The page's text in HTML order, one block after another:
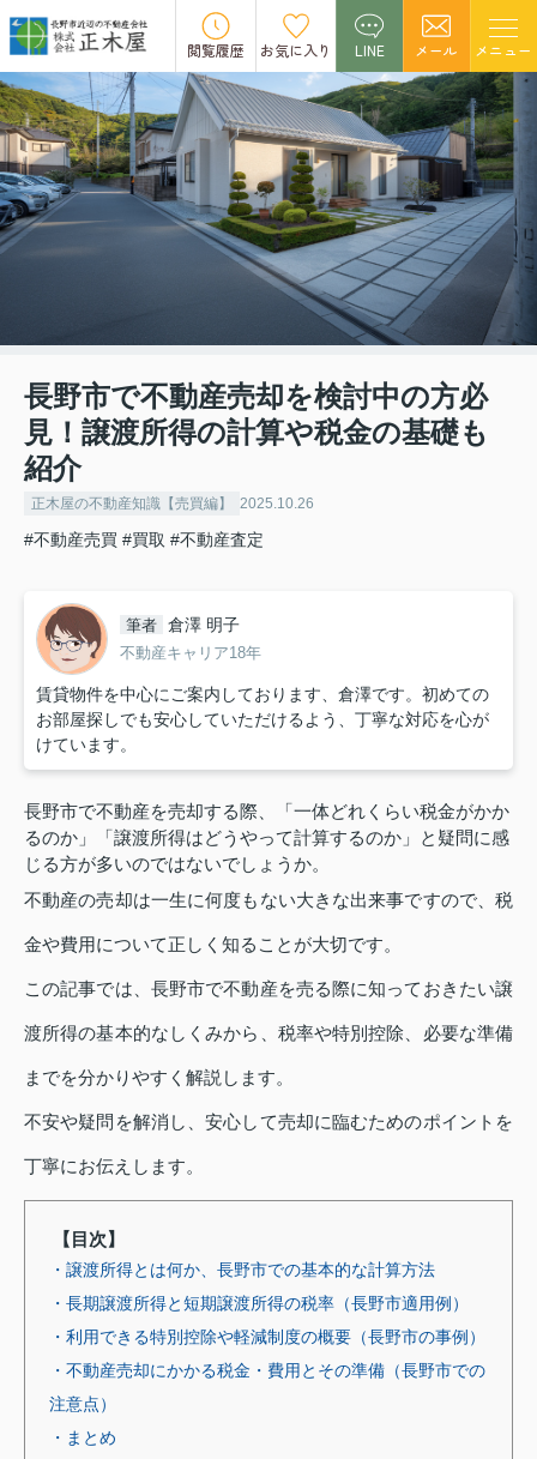
閲覧履歴 お気に入り LINE メール メニュー
長野市で不動産売却を検討中の方必
見！譲渡所得の計算や税金の基礎も
紹介
正木屋の不動産知識【売買編】 2025.10.26
#不動産売買 #買取 #不動産査定
筆者 倉澤 明子
不動産キャリア18年
賃貸物件を中心にご案内しております、倉澤です。初めての
お部屋探しでも安心していただけるよう、丁寧な対応を心が
けています。
長野市で不動産を売却する際、「一体どれくらい税金がかか
るのか」「譲渡所得はどうやって計算するのか」と疑問に感
じる方が多いのではないでしょうか。
不動産の売却は一生に何度もない大きな出来事ですので、税
金や費用について正しく知ることが大切です。
この記事では、長野市で不動産を売る際に知っておきたい譲
渡所得の基本的なしくみから、税率や特別控除、必要な準備
までを分かりやすく解説します。
不安や疑問を解消し、安心して売却に臨むためのポイントを
丁寧にお伝えします。
【目次】
・譲渡所得とは何か、長野市での基本的な計算方法
・長期譲渡所得と短期譲渡所得の税率（長野市適用例）
・利用できる特別控除や軽減制度の概要（長野市の事例）
・不動産売却にかかる税金・費用とその準備（長野市での
注意点）
・まとめ